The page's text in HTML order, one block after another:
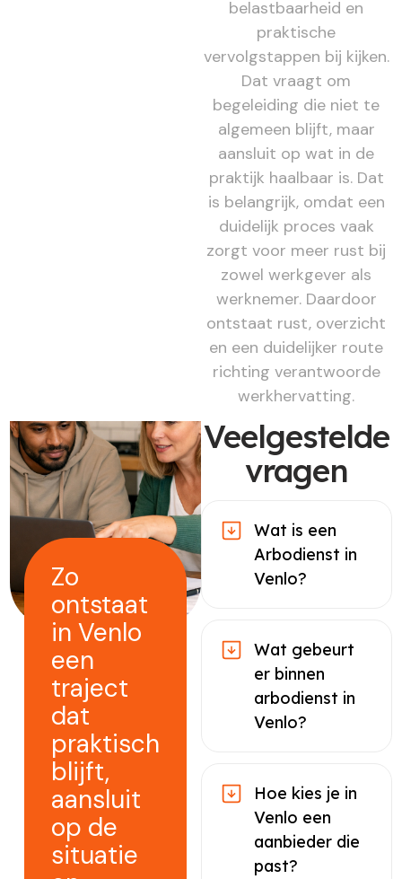
belastbaarheid en
praktische
vervolgstappen bij kijken.
Dat vraagt om
begeleiding die niet te
algemeen blijft, maar
aansluit op wat in de
praktijk haalbaar is. Dat
is belangrijk, omdat een
duidelijk proces vaak
zorgt voor meer rust bij
zowel werkgever als
werknemer. Daardoor
ontstaat rust, overzicht
en een duidelijker route
richting verantwoorde
werkhervatting.
Zo
ontstaat
in Venlo
een
traject
dat
praktisch
blijft,
aansluit
op de
situatie
Veelgestelde
vragen
Wat is een
Arbodienst in
Venlo?
Wat gebeurt
er binnen
arbodienst in
Venlo?
Hoe kies je in
Venlo een
aanbieder die
past?